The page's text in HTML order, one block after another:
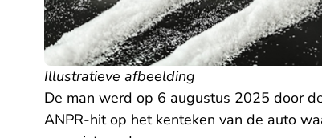
Illustratieve afbeelding
De man werd op 6 augustus 2025 door
ANPR-hit op het kenteken van de auto